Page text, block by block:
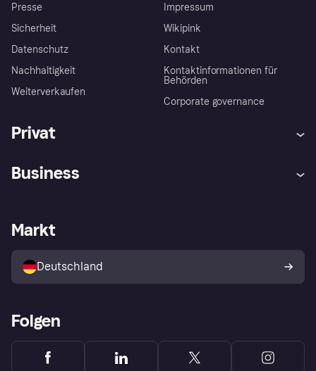
Presse
Sicherheit
Datenschutz
Nachhaltigkeit
Weiterverkaufen
Impressum
Wikipink
Kontakt
Kontaktinformationen für
Behörden
Corporate governance
Privat
Klarna App
Shops entdecken
Käuferschutzrichtlinie
Dein Widerrufsrecht
Business
Händlerportal
Markt
Deutschland
Folgen